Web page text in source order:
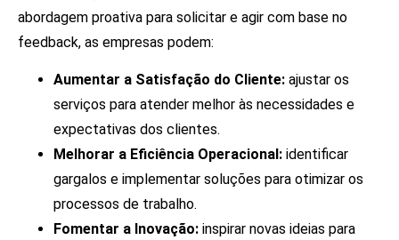
abordagem proativa para solicitar e agir com base no
feedback, as empresas podem:
Aumentar a Satisfação do Cliente: ajustar os
serviços para atender melhor às necessidades e
expectativas dos clientes.
Melhorar a Eficiência Operacional: identificar
gargalos e implementar soluções para otimizar os
processos de trabalho.
Fomentar a Inovação: inspirar novas ideias para